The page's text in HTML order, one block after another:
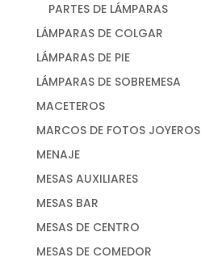
PARTES DE LÁMPARAS
LÁMPARAS DE COLGAR
LÁMPARAS DE PIE
LÁMPARAS DE SOBREMESA
MACETEROS
MARCOS DE FOTOS JOYEROS
MENAJE
MESAS AUXILIARES
MESAS BAR
MESAS DE CENTRO
MESAS DE COMEDOR